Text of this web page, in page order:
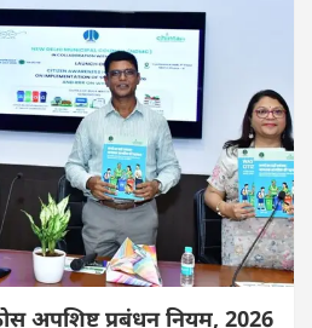
अपशिष्ट प्रबंधन नियम, 2026